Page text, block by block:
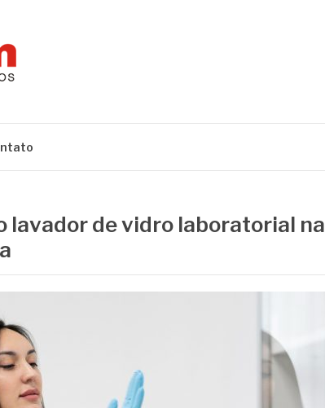
lavador de vidro laboratorial na